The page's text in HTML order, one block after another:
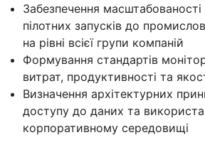
Забезпечення масштабованості
пілотних запусків до
на рівні всієї групи компаній
Формування стандартів
витрат, продуктивності та
Визначення архітектурних
доступу до даних та
корпоративному середовищі